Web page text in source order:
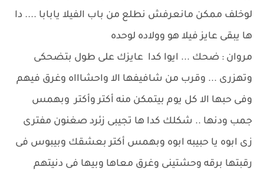
لوخلف ممكن مانعرفش نطلع من باب الفيلا يابابا .... دا
ها يبقى عايز فيلا هو وولاده لوحده
مروان : ضحك ... ايوا كدا عايزك على طول بتضحكى
وتهزرى ... وقرب من شافيفها الا واحشاااه وغرق فيهم
وفى حبها الا كل يوم بيتمكن منه أكتر وأكتر وبهمس
جمب ودنها .. شكلك كدا ها تجيبى زئرد صغنون مفترى
زى ابوه يا حبيبه ابوه وبهمس أكتر بعشقك وبيبوس فى
رقبتها برقه وحشتينى وغرق معاها وبيها فى دنيتهم